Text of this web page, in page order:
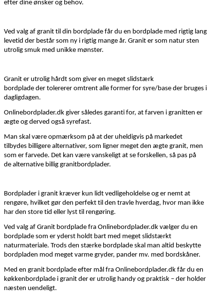
efter dine ønsker og behov.
Ved valg af granit til din bordplade får du en bordplade med rigtig lang
levetid der består som ny i rigtig mange år. Granit er som natur sten
utrolig smuk med unikke mønster.
Granit er utrolig hårdt som giver en meget slidstærk
bordplade der tolererer omtrent alle former for syre/base der bruges i
dagligdagen.
Onlinebordplader.dk giver således garanti for, at farven i granitten er
ægte og derved også syrefast.
Man skal være opmærksom på at der uheldigvis på markedet
tilbydes billigere alternativer, som ligner meget den ægte granit, men
som er farvede. Det kan være vanskeligt at se forskellen, så pas på
de alternative billig granitbordplader.
Bordplader i granit kræver kun lidt vedligeholdelse og er nemt at
rengøre, hvilket gør den perfekt til den travle hverdag, hvor man ikke
har den store tid eller lyst til rengøring.
Ved valg af Granit bordplade fra Onlinebordplader.dk vælger du en
bordplade som er yderst holdt bart med meget slidstærkt
naturmateriale. Trods den stærke bordplade skal man altid beskytte
bordpladen mod meget varme gryder, pander mv. med bordskåner.
Med en granit bordplade efter mål fra Onlinebordplader.dk får du en
køkkenbordplade i granit der er utrolig handy og praktisk – der holder
næsten uendeligt.